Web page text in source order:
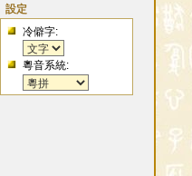
設定
冷僻字:
粵音系統: